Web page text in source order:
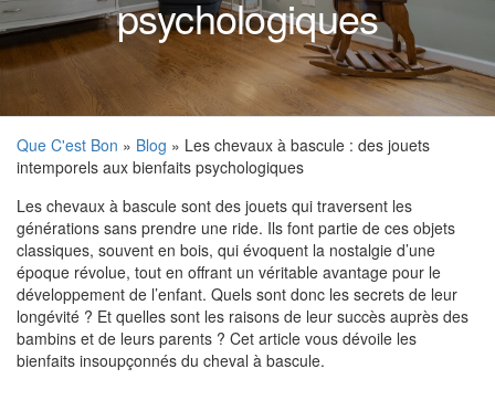
psychologiques
Que C'est Bon » Blog » Les chevaux à bascule : des jouets
intemporels aux bienfaits psychologiques
Les chevaux à bascule sont des jouets qui traversent les
générations sans prendre une ride. Ils font partie de ces objets
classiques, souvent en bois, qui évoquent la nostalgie d’une
époque révolue, tout en offrant un véritable avantage pour le
développement de l’enfant. Quels sont donc les secrets de leur
longévité ? Et quelles sont les raisons de leur succès auprès des
bambins et de leurs parents ? Cet article vous dévoile les
bienfaits insoupçonnés du cheval à bascule.